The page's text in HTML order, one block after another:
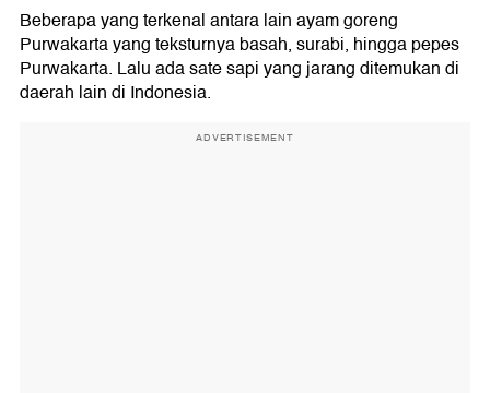
Beberapa yang terkenal antara lain ayam goreng
Purwakarta yang teksturnya basah, surabi, hingga pepes
Purwakarta. Lalu ada sate sapi yang jarang ditemukan di
daerah lain di Indonesia.
ADVERTISEMENT